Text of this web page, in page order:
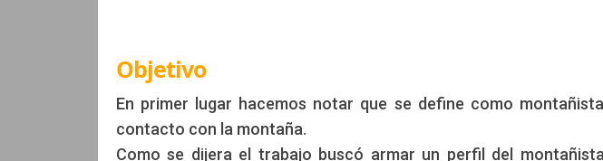
Objetivo
En primer lugar hacemos notar que se define como
contacto con la montaña.
Como se dijera el trabajo buscó armar un perfil del